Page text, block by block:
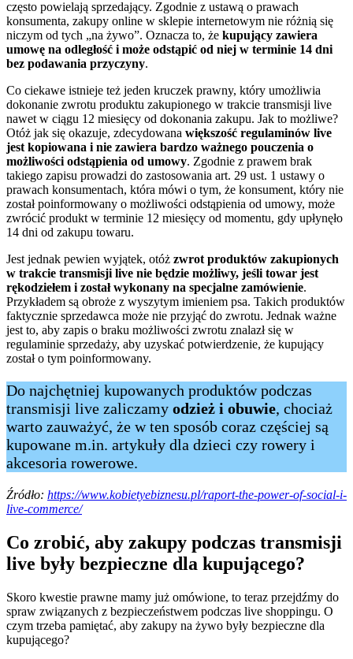
często powielają sprzedający. Zgodnie z ustawą o prawach
konsumenta, zakupy online w sklepie internetowym nie różnią się
niczym od tych „na żywo”. Oznacza to, że kupujący zawiera
umowę na odległość i może odstąpić od niej w terminie 14 dni
bez podawania przyczyny.
Co ciekawe istnieje też jeden kruczek prawny, który umożliwia
dokonanie zwrotu produktu zakupionego w trakcie transmisji live
nawet w ciągu 12 miesięcy od dokonania zakupu. Jak to możliwe?
Otóż jak się okazuje, zdecydowana większość regulaminów live
jest kopiowana i nie zawiera bardzo ważnego pouczenia o
możliwości odstąpienia od umowy. Zgodnie z prawem brak
takiego zapisu prowadzi do zastosowania art. 29 ust. 1 ustawy o
prawach konsumentach, która mówi o tym, że konsument, który nie
został poinformowany o możliwości odstąpienia od umowy, może
zwrócić produkt w terminie 12 miesięcy od momentu, gdy upłynęło
14 dni od zakupu towaru.
Jest jednak pewien wyjątek, otóż zwrot produktów zakupionych
w trakcie transmisji live nie będzie możliwy, jeśli towar jest
rękodziełem i został wykonany na specjalne zamówienie.
Przykładem są obroże z wyszytym imieniem psa. Takich produktów
faktycznie sprzedawca może nie przyjąć do zwrotu. Jednak ważne
jest to, aby zapis o braku możliwości zwrotu znalazł się w
regulaminie sprzedaży, aby uzyskać potwierdzenie, że kupujący
został o tym poinformowany.
Do najchętniej kupowanych produktów podczas
transmisji live zaliczamy odzież i obuwie, chociaż
warto zauważyć, że w ten sposób coraz częściej są
kupowane m.in. artykuły dla dzieci czy rowery i
akcesoria rowerowe.
Źródło: https://www.kobietyebiznesu.pl/raport-the-power-of-social-i-
live-commerce/
Co zrobić, aby zakupy podczas transmisji
live były bezpieczne dla kupującego?
Skoro kwestie prawne mamy już omówione, to teraz przejdźmy do
spraw związanych z bezpieczeństwem podczas live shoppingu. O
czym trzeba pamiętać, aby zakupy na żywo były bezpieczne dla
kupującego?